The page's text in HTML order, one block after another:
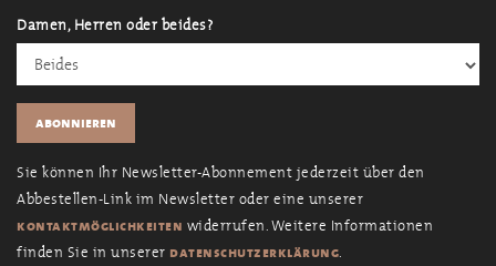
Damen, Herren oder beides?
Sie können Ihr Newsletter-Abonnement jederzeit über den
Abbestellen-Link im Newsletter oder eine unserer
kontaktmöglichkeiten widerrufen. Weitere Informationen
finden Sie in unserer datenschutzerklärung.